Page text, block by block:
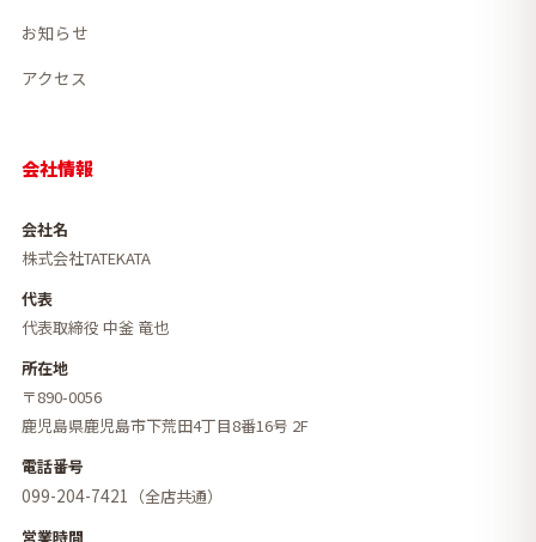
お知らせ
アクセス
会社情報
会社名
株式会社TATEKATA
代表
代表取締役 中釜 竜也
所在地
〒890-0056
鹿児島県鹿児島市下荒田4丁目8番16号 2F
電話番号
099-204-7421
（全店共通）
営業時間